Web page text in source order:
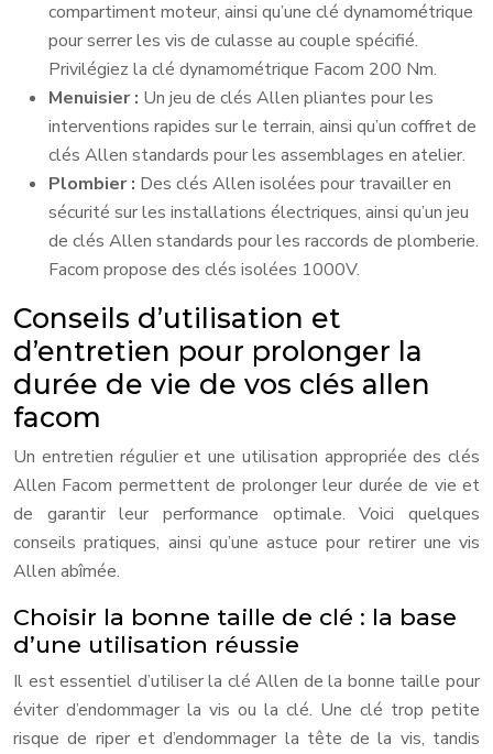
compartiment moteur, ainsi qu’une clé dynamométrique
pour serrer les vis de culasse au couple spécifié.
Privilégiez la clé dynamométrique Facom 200 Nm.
Menuisier : Un jeu de clés Allen pliantes pour les
interventions rapides sur le terrain, ainsi qu’un coffret de
clés Allen standards pour les assemblages en atelier.
Plombier : Des clés Allen isolées pour travailler en
sécurité sur les installations électriques, ainsi qu’un jeu
de clés Allen standards pour les raccords de plomberie.
Facom propose des clés isolées 1000V.
Conseils d’utilisation et
d’entretien pour prolonger la
durée de vie de vos clés allen
facom
Un entretien régulier et une utilisation appropriée des clés
Allen Facom permettent de prolonger leur durée de vie et
de garantir leur performance optimale. Voici quelques
conseils pratiques, ainsi qu’une astuce pour retirer une vis
Allen abîmée.
Choisir la bonne taille de clé : la base
d’une utilisation réussie
Il est essentiel d’utiliser la clé Allen de la bonne taille pour
éviter d’endommager la vis ou la clé. Une clé trop petite
risque de riper et d’endommager la tête de la vis, tandis